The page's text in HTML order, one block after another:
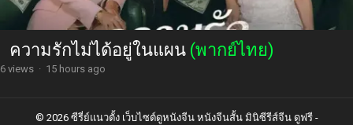
ความรักไม่ได้อยู่ในแผน (พากย์ไทย)
6 views · 15 hours ago
© 2026 ซีรี่ย์แนวตั้ง เว็บไซต์ดูหนังจีน หนังจีนสั้น มินิซีรีส์จีน ดูฟรี -